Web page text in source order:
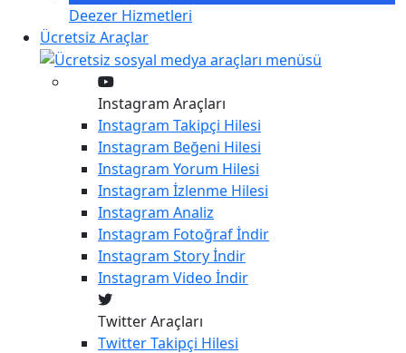
Deezer Hizmetleri
Ücretsiz Araçlar
Instagram Araçları
Instagram Takipçi Hilesi
Instagram Beğeni Hilesi
Instagram Yorum Hilesi
Instagram İzlenme Hilesi
Instagram Analiz
Instagram Fotoğraf İndir
Instagram Story İndir
Instagram Video İndir
Twitter Araçları
TwitterTakipçi Hilesi